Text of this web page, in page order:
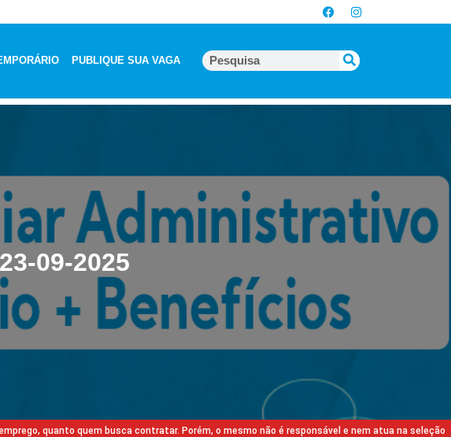
PUBLIQUE SUA VAGA
09-2025
quanto quem busca contratar. Porém, o mesmo não é responsável e nem atua na seleção